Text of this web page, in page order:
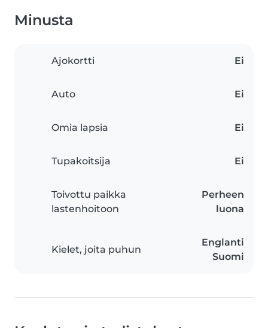
Minusta
Ajokortti Ei
Auto Ei
Omia lapsia Ei
Tupakoitsija Ei
Toivottu paikka
lastenhoitoon
Perheen
luona
Kielet, joita puhun
Englanti
Suomi